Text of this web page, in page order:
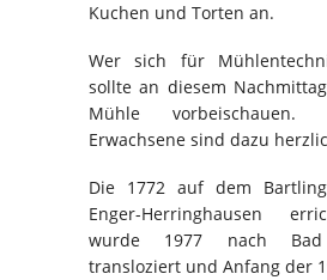
Kuchen und Torten an.
Wer sich für
sollte an diesem
Mühle
Erwachsene sind dazu
Die 1772 auf dem
Enger-Herringhausen
wurde 1977 nach Bad
transloziert und Anfang der